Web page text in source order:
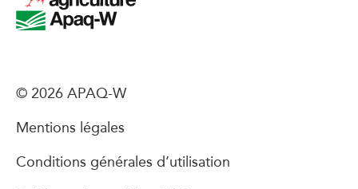
© 2026 APAQ-W
Mentions légales
Conditions générales d’utilisation